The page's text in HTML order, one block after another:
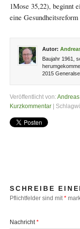
1Mose 35,22), beginnt
eine Gesundheitsreform
Autor:
Baujahr 1961,
2015
Veröffentlicht von:
Kurzkommentar |
SCHREIBE
Pflichtfelder sind mit *
Nachricht*